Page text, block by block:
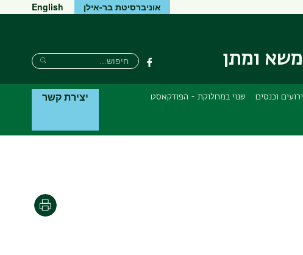
אוניברסיטת בר-אילן English
ומתן פייסבוק
חיפוש
חיפוש
חיפוש
וכנסים שנוי במחלוקת - הפודקאסט יצירת קשר
הדפסה